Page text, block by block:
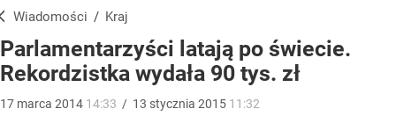
Wiadomości / Kraj
Parlamentarzyści latają po świecie.
Rekordzistka wydała 90 tys. zł
17 marca 2014 14:33 / 13 stycznia 2015 11:32